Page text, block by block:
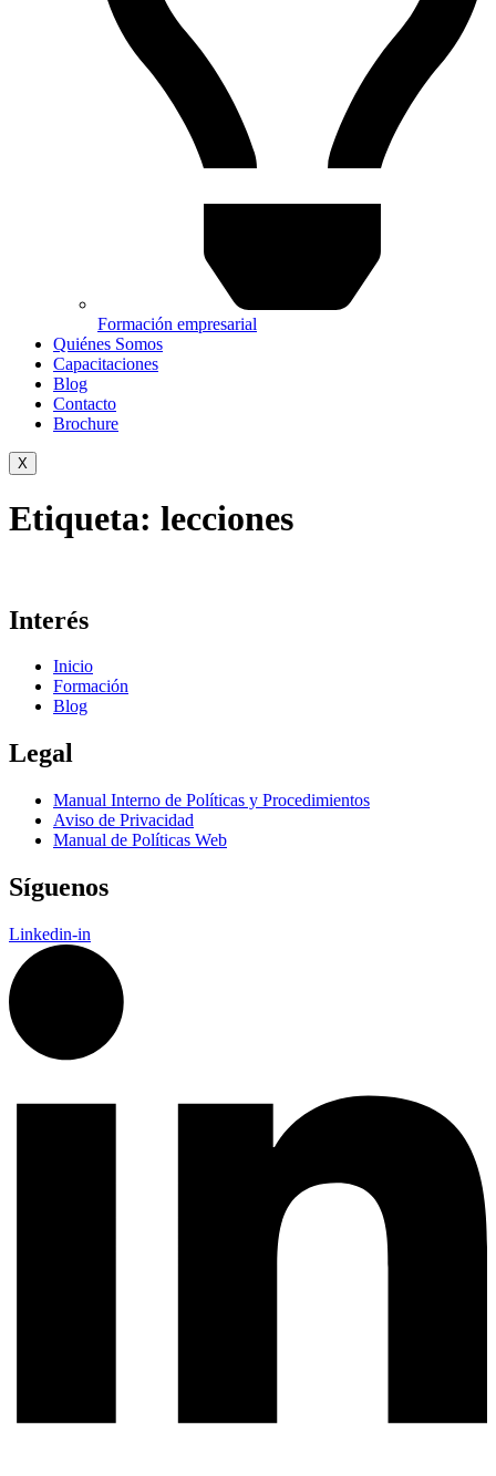
Formación empresarial
Quiénes Somos
Capacitaciones
Blog
Contacto
Brochure
X
Etiqueta: lecciones
Interés
Inicio
Formación
Blog
Legal
Manual Interno de Políticas y Procedimientos
Aviso de Privacidad
Manual de Políticas Web
Síguenos
Linkedin-in